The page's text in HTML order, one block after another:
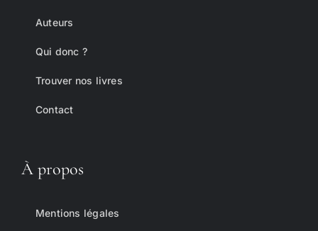
Auteurs
Qui donc ?
Trouver nos livres
Contact
À propos
Mentions légales